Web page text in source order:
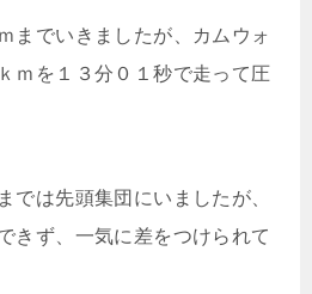
までいきましたが、カムウォ
ｍを１３分０１秒で走って圧
では先頭集団にいましたが、
きず、一気に差をつけられて